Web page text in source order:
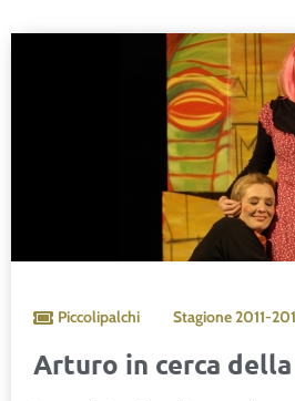
Piccolipalchi Stagione2011-
Arturo in cerca